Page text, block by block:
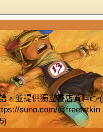
，並提供獨立書店資料
suno.com/